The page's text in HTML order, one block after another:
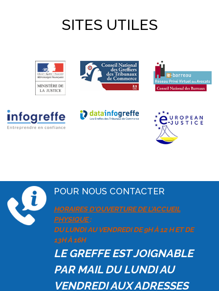
SITES UTILES
POUR NOUS CONTACTER
HORAIRES D'OUVERTURE DE L'ACCUEIL
PHYSIQUE:
DU LUNDI AU VENDREDI DE 9H À 12 H ET DE
13H À 16H
LE GREFFE EST JOIGNABLE
PAR MAIL DU LUNDI AU
VENDREDI AUX ADRESSES